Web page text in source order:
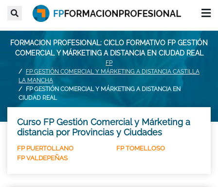
FORMACION PROFESIONAL: CICLO FORMATIVO FP GESTIÓN
COMERCIAL Y MÁRKETING A DISTANCIA EN CIUDAD REAL
FP
FP GESTIÓN COMERCIAL Y MÁRKETING A DISTANCIA CASTILLA
LA MANCHA
FP GESTIÓN COMERCIAL Y MÁRKETING A DISTANCIA EN
CIUDAD REAL
Curso FP Gestión Comercial y Márketing a
distancia por Provincias y Ciudades
FP PUERTOLLANO
FP TOMELLOSO
FP VALDEPEÑAS